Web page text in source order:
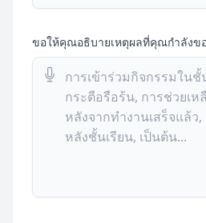
ขอให้คุณอธิบายเหตุผลที่คุณกำลังข